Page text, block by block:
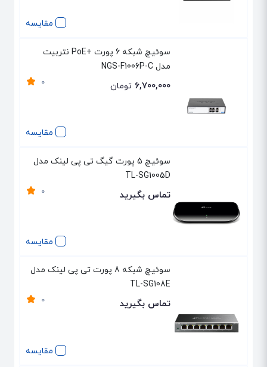
مقایسه
مقایسه
سوئیچ شبکه 6 پورت +PoE نتربیت
مدل NGS-F1006P-C
0 6,700,000 تومان
مقایسه
سوئیچ 5 پورت گیگ تی پی لینک مدل
TL-SG1005D
0 تماس بگیرید
مقایسه
سوئیچ شبکه 8 پورت تی پی لینک مدل
TL-SG108E
0 تماس بگیرید